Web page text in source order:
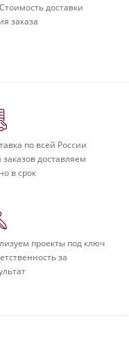
доставки
заказа
по всей России
заказов доставляем
в срок
проекты под ключ
за